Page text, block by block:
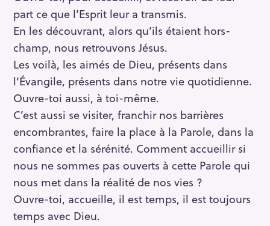
part ce que l’Esprit leur a transmis.
En les découvrant, alors qu’ils étaient hors-
champ, nous retrouvons Jésus.
Les voilà, les aimés de Dieu, présents dans
l’Évangile, présents dans notre vie quotidienne.
Ouvre-toi aussi, à toi-même.
C’est aussi se visiter, franchir nos barrières
encombrantes, faire la place à la Parole, dans la
confiance et la sérénité. Comment accueillir si
nous ne sommes pas ouverts à cette Parole qui
nous met dans la réalité de nos vies ?
Ouvre-toi, accueille, il est temps, il est toujours
temps avec Dieu.
R
e
c
h
r
c
h
e